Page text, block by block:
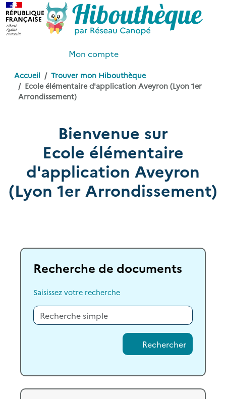
Mon compte
Accueil
Trouver mon Hibouthèque
Ecole élémentaire d'application Aveyron (Lyon 1er
Arrondissement)
Bienvenue sur
Ecole élémentaire
d'application Aveyron
(Lyon 1er Arrondissement)
Recherche de documents
Saisissez votre recherche
Rechercher